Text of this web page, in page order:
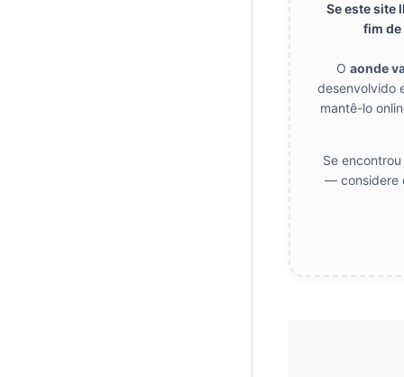
Se este site
fim
O aonde
desenvolvido
mantê-lo
Se
— considere